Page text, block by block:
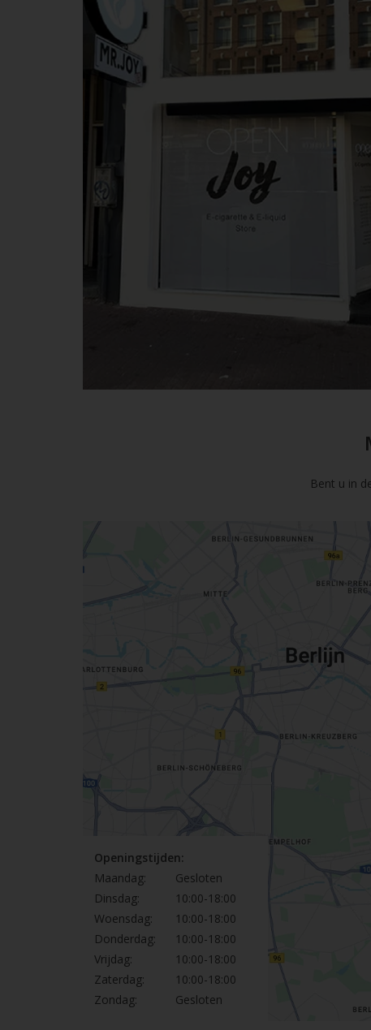
Bent u in
Openingstijden:
Maandag:
Gesloten
Dinsdag:
10:00-18:00
Woensdag:
10:00-18:00
Donderdag:
10:00-18:00
Vrijdag:
10:00-18:00
Zaterdag:
10:00-18:00
Zondag:
Gesloten